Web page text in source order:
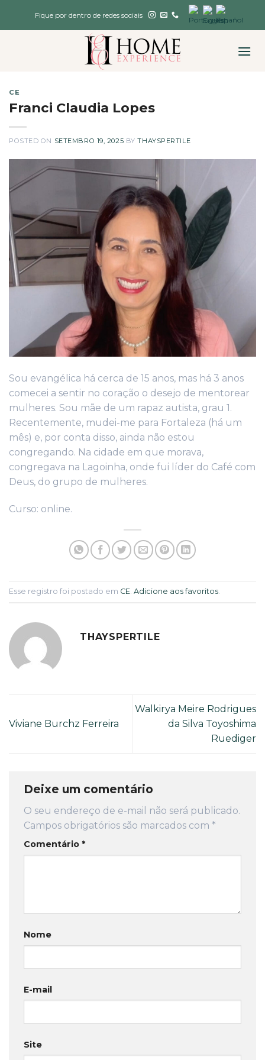
Fique por dentro de redes sociais
CE
Franci Claudia Lopes
POSTED ON SETEMBRO 19, 2025 BYTHAYSPERTILE
Sou evangélica há cerca de 15 anos, mas há 3 anos
comecei a sentir no coração o desejo de mentorear
mulheres. Sou mãe de um rapaz autista, grau 1.
Recentemente, mudei-me para Fortaleza (há um
mês) e, por conta disso, ainda não estou
congregando. Na cidade em que morava,
congregava na Lagoinha, onde fui líder do Café com
Deus, do grupo de mulheres.
Curso: online.
Esse registro foi postado em CE. Adicione aos favoritos.
THAYSPERTILE
Viviane Burchz Ferreira
Walkirya Meire Rodrigues
da Silva Toyoshima
Ruediger
Deixe um comentário
O seu endereço de e-mail não será publicado.
Campos obrigatórios são marcados com *
Comentário *
Nome
E-mail
Site